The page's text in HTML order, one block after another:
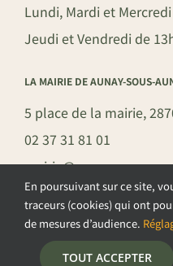
Lundi, Mardi et
Jeudi et Vendredi de
LA MAIRIE DE AUNAY-SOUS-
5 place de la mairie,
02 37 31 81 01
mairie@aunay-sous-
©COPYRIGHT 2026 –
POLITIQUE DE
En poursuivant sur ce site,
traceurs (cookies) qui ont
de mesures d’audience.
TOUT ACCEPTER